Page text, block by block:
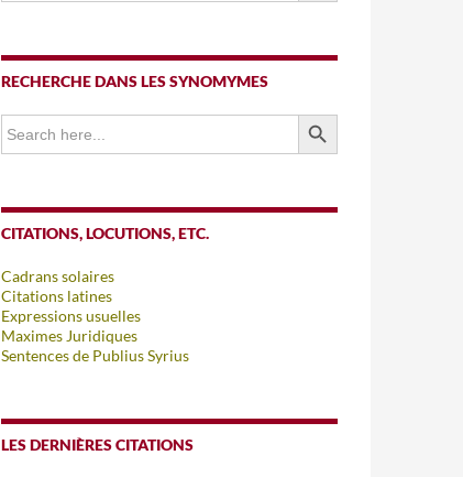
RECHERCHE DANS LES SYNOMYMES
Search
for:
SEARCH BUTTON
CITATIONS, LOCUTIONS, ETC.
Cadrans solaires
Citations latines
Expressions usuelles
Maximes Juridiques
Sentences de Publius Syrius
LES DERNIÈRES CITATIONS